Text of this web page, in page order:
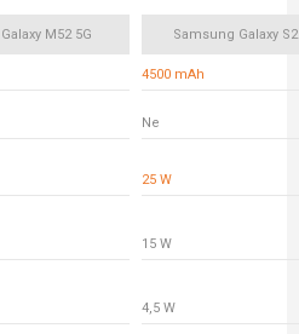
M52 5G Samsung Galaxy
4500 mAh
Ne
25 W
15 W
4,5 W